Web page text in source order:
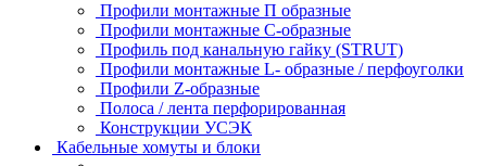
Профили монтажные П образные
Профили монтажные C-образные
Профиль под канальную гайку (STRUT)
Профили монтажные L- образные / перфоуголки
Профили Z-образные
Полоса / лента перфорированная
Конструкции УСЭК
Кабельные хомуты и блоки